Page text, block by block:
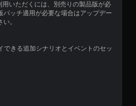
いただくには、別売りの製品版が必
パッチ適用が必要な場合はアップデー
。
できる追加シナリオとイベントのセッ